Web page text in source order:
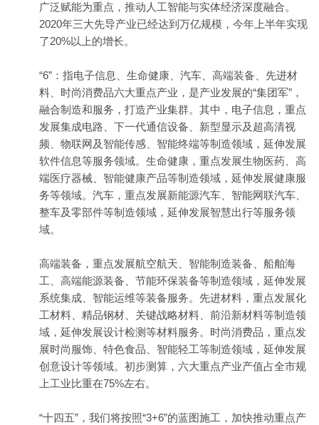
广泛赋能为重点，推动人工智能与实体经济深度融合。
2020年三大先导产业已经达到万亿规模，今年上半年实现
了20%以上的增长。
“6”：指电子信息、生命健康、汽车、高端装备、先进材
料、时尚消费品六大重点产业，是产业发展的“集团军”，
融合制造和服务，打造产业集群。其中，电子信息，重点
发展集成电路、下一代通信设备、新型显示及超高清视
频、物联网及智能传感、智能终端等制造领域，延伸发展
软件信息等服务领域。生命健康，重点发展生物医药、高
端医疗器械、智能健康产品等制造领域，延伸发展健康服
务等领域。汽车，重点发展新能源汽车、智能网联汽车、
整车及零部件等制造领域，延伸发展智慧出行等服务领
域。
高端装备，重点发展航空航天、智能制造装备、船舶海
工、高端能源装备、节能环保装备等制造领域，延伸发展
系统集成、智能运维等装备服务。先进材料，重点发展化
工材料、精品钢材、关键战略材料、前沿新材料等制造领
域，延伸发展设计检测等材料服务。时尚消费品，重点发
展时尚服饰、特色食品、智能轻工等制造领域，延伸发展
创意设计等领域。初步测算，六大重点产业产值占全市规
上工业比重在75%左右。
“十四五”，我们将按照“3+6”的蓝图施工，加快推动重点产